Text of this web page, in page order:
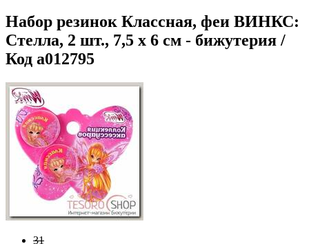
Набор резинок Классная, феи ВИНКС:
Стелла, 2 шт., 7,5 х 6 см - бижутерия /
Код a012795
31